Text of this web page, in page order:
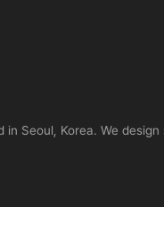
Seoul, Korea. We